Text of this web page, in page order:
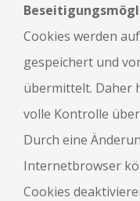
Cookies werden
gespeichert und
übermittelt. Daher
volle Kontrolle
Durch eine
Internetbrowser
Cookies